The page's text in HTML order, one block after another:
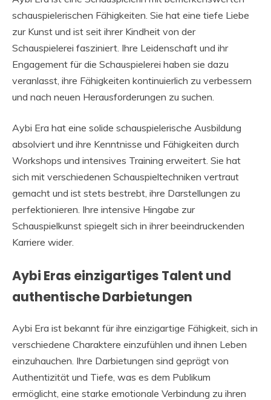
schauspielerischen Fähigkeiten. Sie hat eine tiefe Liebe
zur Kunst und ist seit ihrer Kindheit von der
Schauspielerei fasziniert. Ihre Leidenschaft und ihr
Engagement für die Schauspielerei haben sie dazu
veranlasst, ihre Fähigkeiten kontinuierlich zu verbessern
und nach neuen Herausforderungen zu suchen.
Aybi Era hat eine solide schauspielerische Ausbildung
absolviert und ihre Kenntnisse und Fähigkeiten durch
Workshops und intensives Training erweitert. Sie hat
sich mit verschiedenen Schauspieltechniken vertraut
gemacht und ist stets bestrebt, ihre Darstellungen zu
perfektionieren. Ihre intensive Hingabe zur
Schauspielkunst spiegelt sich in ihrer beeindruckenden
Karriere wider.
Aybi Eras einzigartiges Talent und
authentische Darbietungen
Aybi Era ist bekannt für ihre einzigartige Fähigkeit, sich in
verschiedene Charaktere einzufühlen und ihnen Leben
einzuhauchen. Ihre Darbietungen sind geprägt von
Authentizität und Tiefe, was es dem Publikum
ermöglicht, eine starke emotionale Verbindung zu ihren